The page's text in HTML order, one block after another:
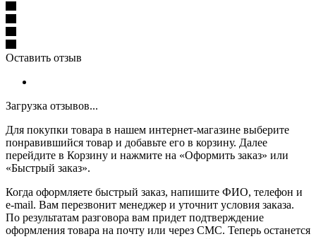
Оставить отзыв
Загрузка отзывов...
Для покупки товара в нашем интернет-магазине выберите
понравившийся товар и добавьте его в корзину. Далее
перейдите в Корзину и нажмите на «Оформить заказ» или
«Быстрый заказ».
Когда оформляете быстрый заказ, напишите ФИО, телефон и
e-mail. Вам перезвонит менеджер и уточнит условия заказа.
По результатам разговора вам придет подтверждение
оформления товара на почту или через СМС. Теперь останется